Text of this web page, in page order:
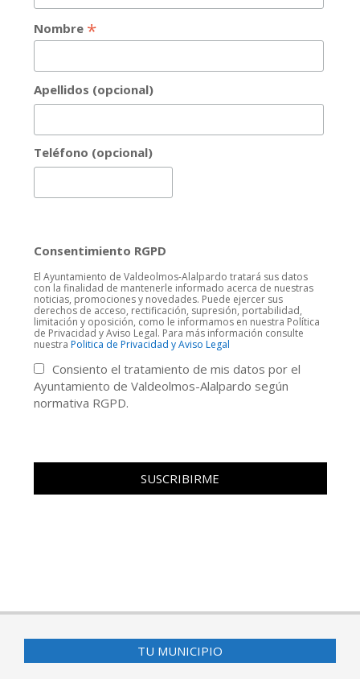
Nombre *
Apellidos (opcional)
Teléfono (opcional)
Consentimiento RGPD
El Ayuntamiento de Valdeolmos-Alalpardo tratará sus datos
con la finalidad de mantenerle informado acerca de nuestras
noticias, promociones y novedades. Puede ejercer sus
derechos de acceso, rectificación, supresión, portabilidad,
limitación y oposición, como le informamos en nuestra Política
de Privacidad y Aviso Legal. Para más información consulte
nuestra Politica de Privacidad y Aviso Legal
Consiento el tratamiento de mis datos por el
Ayuntamiento de Valdeolmos-Alalpardo según
normativa RGPD.
TU MUNICIPIO